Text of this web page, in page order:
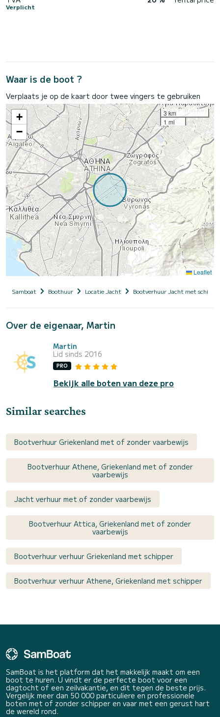
Verplicht
Waar is de boot ?
Verplaats je op de kaart door twee vingers te gebruiken
+
−
3 km
1 mi
Leaflet
Samboat Boothuur Locatie Jacht Bootverhuur Jacht met schipper
Over de eigenaar, Martin
Martin
Lid sinds 2016
PRO
Bekijk alle boten van deze pro
Similar searches
Bootverhuur Griekenland met of zonder vaarbewijs
Bootverhuur Athene, Griekenland met of zonder
vaarbewijs
Jacht verhuur met of zonder vaarbewijs
Bootverhuur Attica, Griekenland met of zonder
vaarbewijs
Bootverhuur verhuur Griekenland met schipper
Bootverhuur verhuur Athene, Griekenland met schipper
SamBoat is het platform dat het makkelijk maakt om een
boot te huren. U vindt er de perfecte boot voor een
dagtocht of een zeilvakantie, en dit tegen de beste prijs.
Vergelijk meer dan 50 000 particuliere en professionele
boten met of zonder schipper en vaar met een gerust hart
de wereld rond.